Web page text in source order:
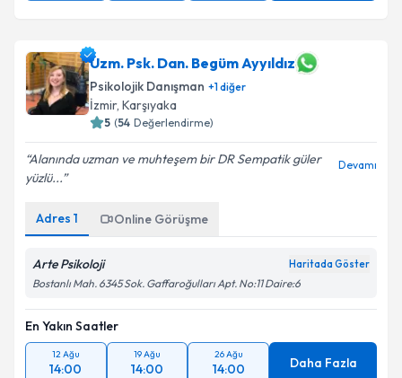
Uzm. Psk. Dan. Begüm Ayyıldız
Psikolojik Danışman +1diğer
İzmir, Karşıyaka
5 (54 Değerlendirme)
Alanında uzman ve muhteşem bir DR Sempatik güler
yüzlü...
Devamı
Adres 1 Online Görüşme
Arte Psikoloji Haritada Göster
Bostanlı Mah. 6345 Sok. Gaffaroğulları Apt. No:11 Daire:6
En Yakın Saatler
12 Ağu
14:00
19 Ağu
14:00
26 Ağu
14:00 Daha Fazla